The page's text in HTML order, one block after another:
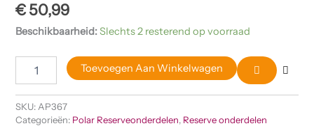
€50,99
Beschikbaarheid:Slechts 2 resterend op voorraad
Toevoegen Aan Winkelwagen
SKU: AP367
Categorieën: Polar Reserveonderdelen, Reserve onderdelen